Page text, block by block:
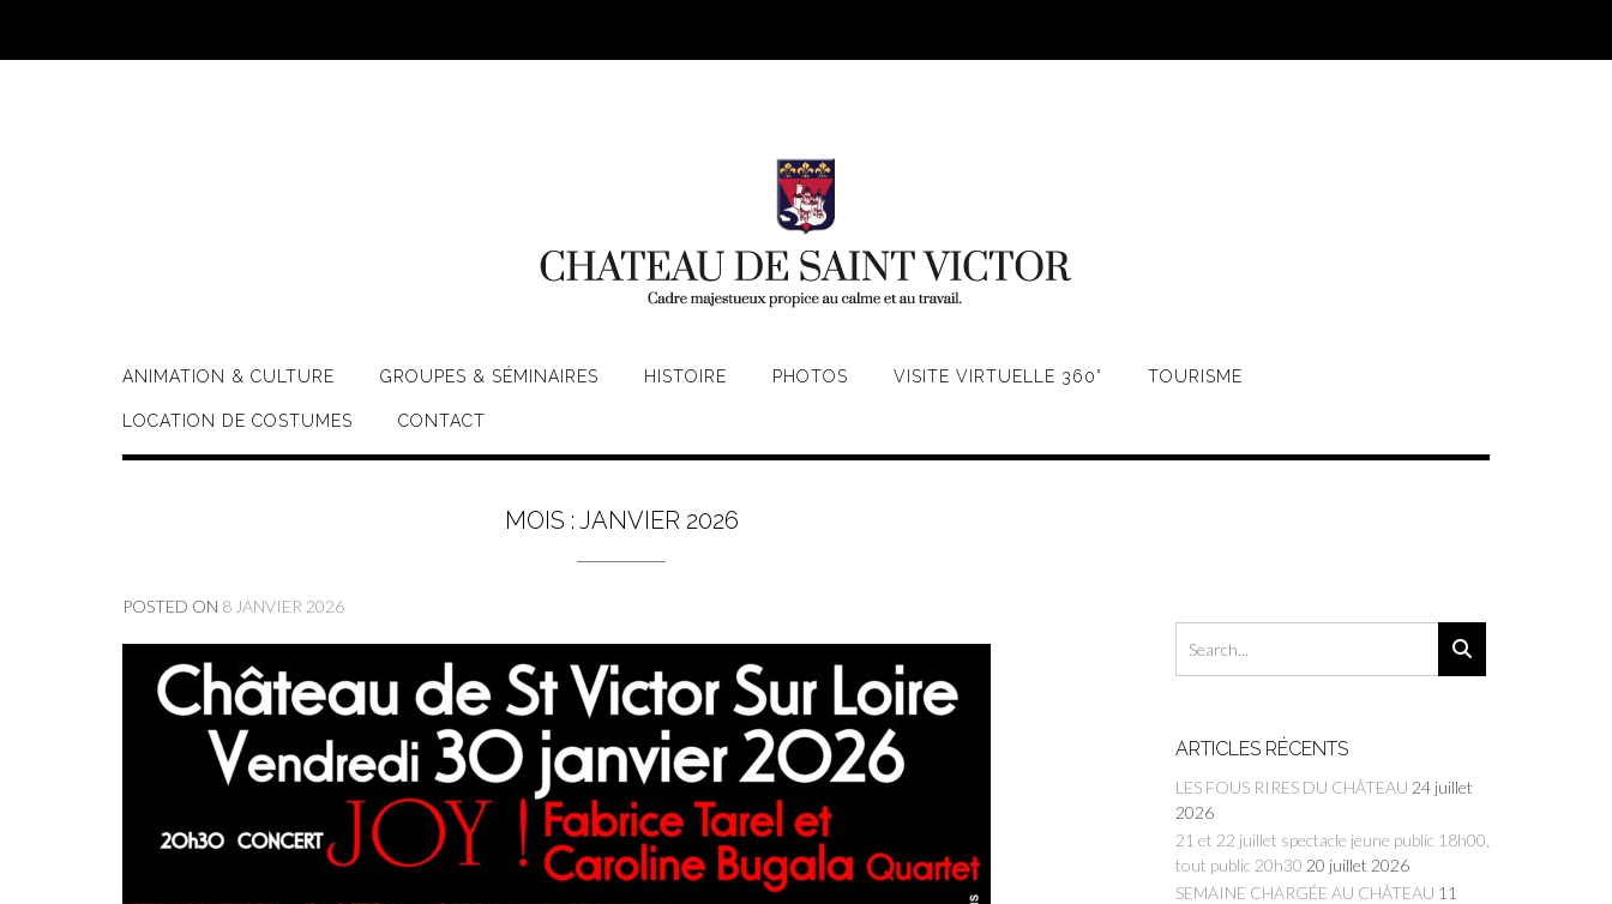
content
ANIMATION & CULTURE GROUPES & SÉMINAIRES HISTOIRE PHOTOS VISITE VIRTUELLE 360° TOURISME
LOCATION DE COSTUMES CONTACT
MOIS : JANVIER 2026
POSTED ON 8 JANVIER 2026
ARTICLES RÉCENTS
LES FOUS RIRES DU CHÂTEAU 24 juillet
2026
21 et 22 juillet spectacle jeune public 18h00,
tout public 20h30 20 juillet 2026
SEMAINE CHARGÉE AU CHÂTEAU 11